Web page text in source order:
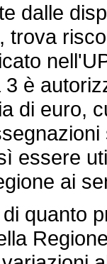
trova
è
di euro,
essere
ai
quanto